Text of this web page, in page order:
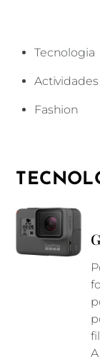
Tecnologia
Actividades
Fashion